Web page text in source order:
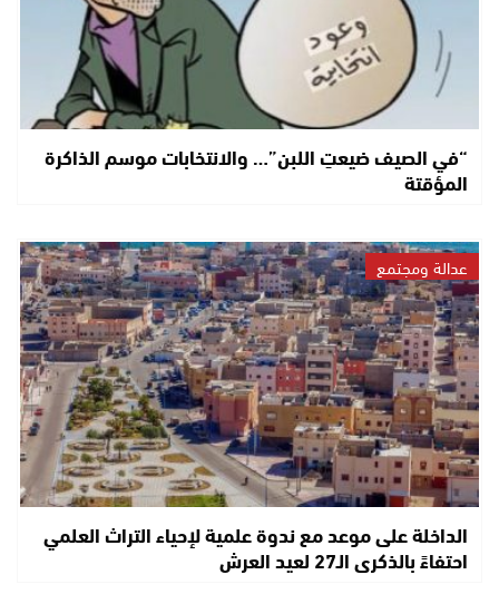
“في الصيف ضيعتِ اللبن”… والانتخابات موسم الذاكرة
المؤقتة
عدالة ومجتمع
الداخلة على موعد مع ندوة علمية لإحياء التراث العلمي
احتفاءً بالذكرى الـ27 لعيد العرش